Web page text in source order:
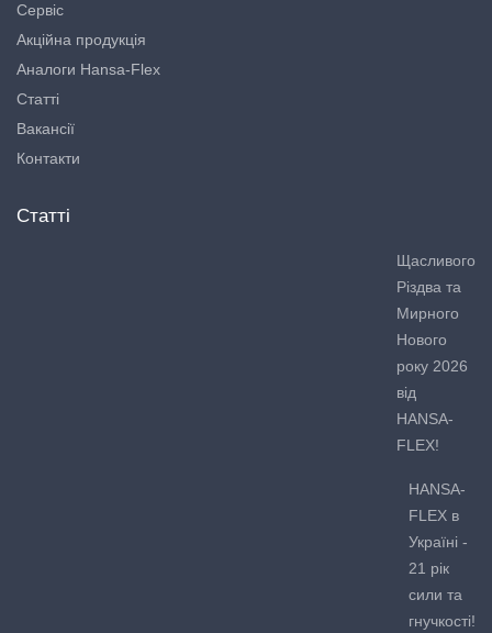
Сервіс
Акційна продукція
Аналоги Hansa-Flex
Статті
Вакансії
Контакти
Статті
Щасливого
Різдва та
Мирного
Нового
року 2026
від
HANSA-
FLEX!
HANSA-
FLEX в
Україні -
21 рік
сили та
гнучкості!